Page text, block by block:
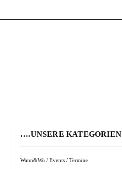
….UNSERE KATEGORIEN
Wann&Wo / Events / Termine